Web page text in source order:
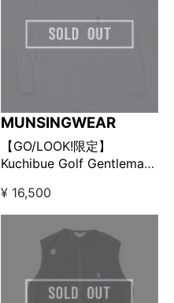
MUNSINGWEAR
【GO/LOOK!限定】
Kuchibue Golf Gentleman
ウンオックスシャツ ホワイ
ト
¥ 16,500